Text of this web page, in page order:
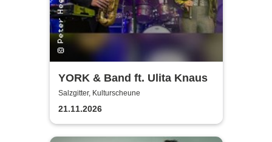
YORK & Band ft. Ulita Knaus
Salzgitter, Kulturscheune
21.11.2026